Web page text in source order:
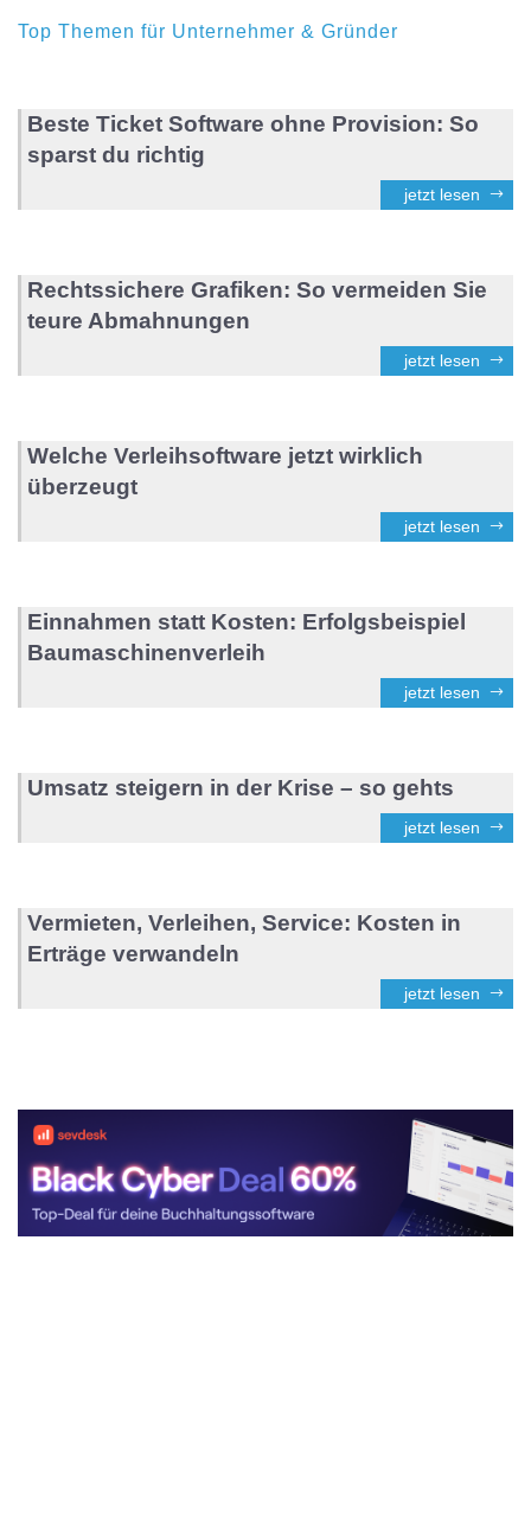
Top Themen für Unternehmer & Gründer
Beste Ticket Software ohne Provision: So
sparst du richtig
jetzt lesen
Rechtssichere Grafiken: So vermeiden Sie
teure Abmahnungen
jetzt lesen
Welche Verleihsoftware jetzt wirklich
überzeugt
jetzt lesen
Einnahmen statt Kosten: Erfolgsbeispiel
Baumaschinenverleih
jetzt lesen
Umsatz steigern in der Krise – so gehts
jetzt lesen
Vermieten, Verleihen, Service: Kosten in
Erträge verwandeln
jetzt lesen